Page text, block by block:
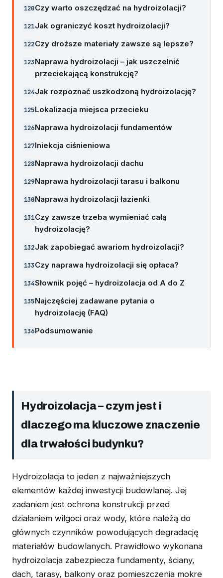
Czy warto oszczędzać na hydroizolacji?
Jak ograniczyć koszt hydroizolacji?
Czy droższe materiały zawsze są lepsze?
Naprawa hydroizolacji – jak uszczelnić
przeciekającą konstrukcję?
Jak rozpoznać uszkodzoną hydroizolację?
Lokalizacja miejsca przecieku
Naprawa hydroizolacji fundamentów
Iniekcja ciśnieniowa
Naprawa hydroizolacji dachu
Naprawa hydroizolacji tarasu i balkonu
Naprawa hydroizolacji łazienki
Czy zawsze trzeba wymieniać całą
hydroizolację?
Jak zapobiegać awariom hydroizolacji?
Czy naprawa hydroizolacji się opłaca?
Słownik pojęć – hydroizolacja od A do Z
Najczęściej zadawane pytania o
hydroizolację (FAQ)
Podsumowanie
Hydroizolacja – czym jest i
dlaczego ma kluczowe znaczenie
dla trwałości budynku?
Hydroizolacja to jeden z najważniejszych
elementów każdej inwestycji budowlanej. Jej
zadaniem jest ochrona konstrukcji przed
działaniem wilgoci oraz wody, które należą do
głównych czynników powodujących degradację
materiałów budowlanych. Prawidłowo wykonana
hydroizolacja zabezpiecza fundamenty, ściany,
dach, tarasy, balkony oraz pomieszczenia mokre